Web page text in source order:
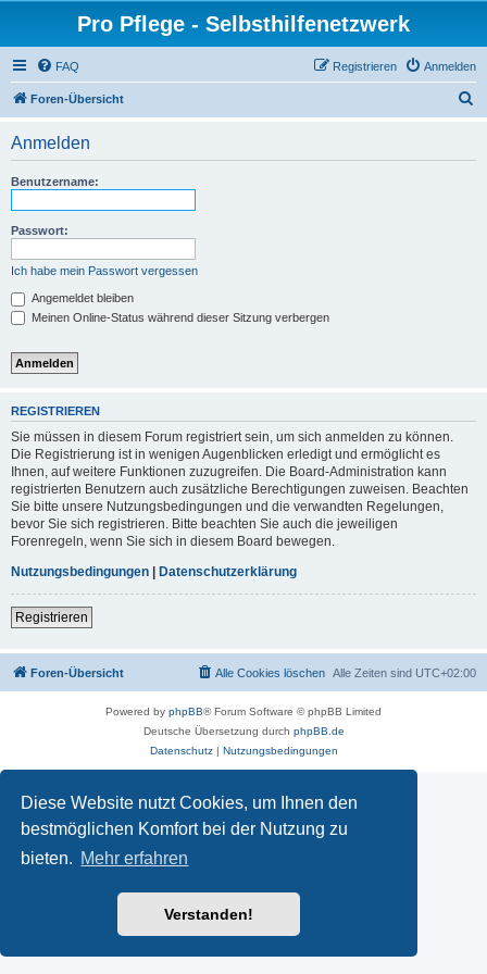
Diese Website nutzt Cookies, um Ihnen den
bestmöglichen Komfort bei der Nutzung zu
bieten. Mehr erfahren
Verstanden!
Pro Pflege - Selbsthilfenetzwerk
FAQ Anmelden
Registrieren
Foren-Übersicht
Anmelden
Benutzername:
Passwort:
Ich habe mein Passwort vergessen
Angemeldet bleiben
Meinen Online-Status während dieser Sitzung verbergen
REGISTRIEREN
Sie müssen in diesem Forum registriert sein, um sich anmelden zu können.
Die Registrierung ist in wenigen Augenblicken erledigt und ermöglicht es
Ihnen, auf weitere Funktionen zuzugreifen. Die Board-Administration kann
registrierten Benutzern auch zusätzliche Berechtigungen zuweisen. Beachten
Sie bitte unsere Nutzungsbedingungen und die verwandten Regelungen,
bevor Sie sich registrieren. Bitte beachten Sie auch die jeweiligen
Forenregeln, wenn Sie sich in diesem Board bewegen.
Nutzungsbedingungen | Datenschutzerklärung
Registrieren
Foren-Übersicht Alle Zeiten sind UTC+02:00
Alle Cookies löschen
Powered by phpBB® Forum Software © phpBB Limited
Deutsche Übersetzung durch phpBB.de
Datenschutz| Nutzungsbedingungen